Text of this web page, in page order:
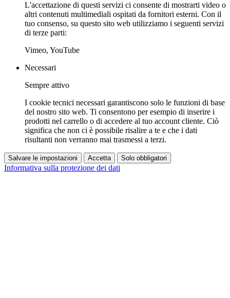
L'accettazione di questi servizi ci consente di mostrarti video o
altri contenuti multimediali ospitati da fornitori esterni. Con il
tuo consenso, su questo sito web utilizziamo i seguenti servizi
di terze parti:
Vimeo, YouTube
Necessari
Sempre attivo
I cookie tecnici necessari garantiscono solo le funzioni di base
del nostro sito web. Ti consentono per esempio di inserire i
prodotti nel carrello o di accedere al tuo account cliente. Ciò
significa che non ci è possibile risalire a te e che i dati
risultanti non verranno mai trasmessi a terzi.
Salvare le impostazioni Accetta Solo obbligatori
Informativa sulla protezione dei dati